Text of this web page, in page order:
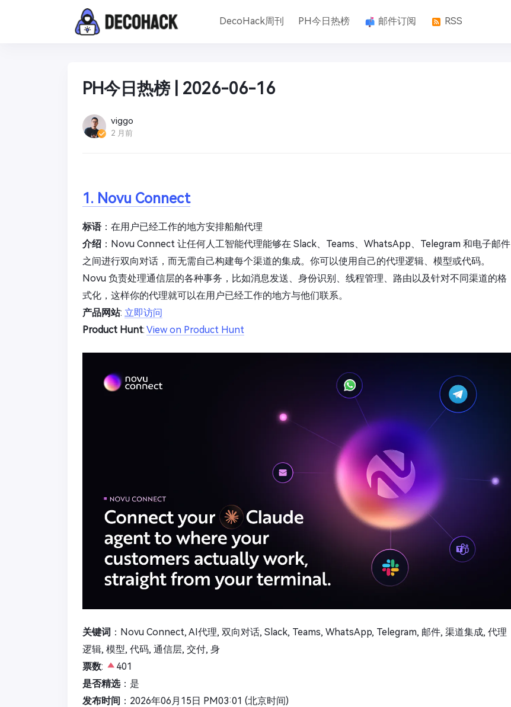
DecoHack周刊 PH今日热榜 邮件订阅 RSS
PH今日热榜 | 2026-06-16
viggo
2 月前
1. Novu Connect
标语：在用户已经工作的地方安排船舶代理
介绍 ：Novu Connect 让任何人工智能代理能够在 Slack、Teams、WhatsApp、Telegram 和电子邮件
之间进行双向对话，而无需自己构建每个渠道的集成。你可以使用自己的代理逻辑、模型或代码。
Novu 负责处理通信层的各种事务，比如消息发送、身份识别、线程管理、路由以及针对不同渠道的格
式化，这样你的代理就可以在用户已经工作的地方与他们联系。
产品网站: 立即访问
Product Hunt: View on Product Hunt
关键词 ：Novu Connect, AI代理, 双向对话, Slack, Teams, WhatsApp, Telegram, 邮件, 渠道集成, 代理
逻辑, 模型, 代码, 通信层, 交付, 身
票数:
401
是否精选：是
发布时间 ：2026年06月15日 PM03:01 (北京时间)